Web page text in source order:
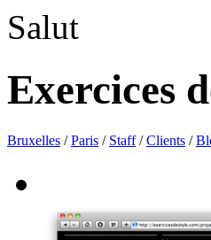
Salut
Exercices
Bruxelles /Paris / Staff/Clients /